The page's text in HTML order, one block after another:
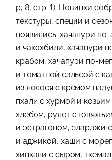
р, 8, стр. 1). Новинки
текстуры, специи и
появились: хачапури
и чахохбили, хачапури
крабом, хачапури по-
и томатной сальсой с
из лосося с кремом
пхали с хурмой и
хлебом, рулет с
и эстрагоном, эларджи
и аджикой, хаши с
хинкали с сыром,